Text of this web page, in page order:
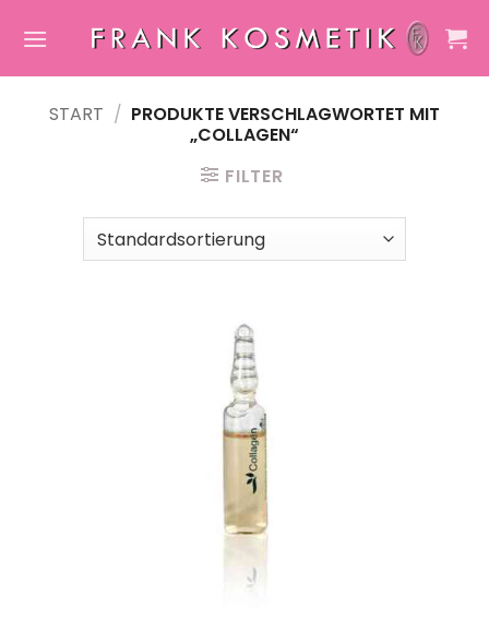
Inhalt
START / PRODUKTE VERSCHLAGWORTET MIT
„COLLAGEN“
FILTER